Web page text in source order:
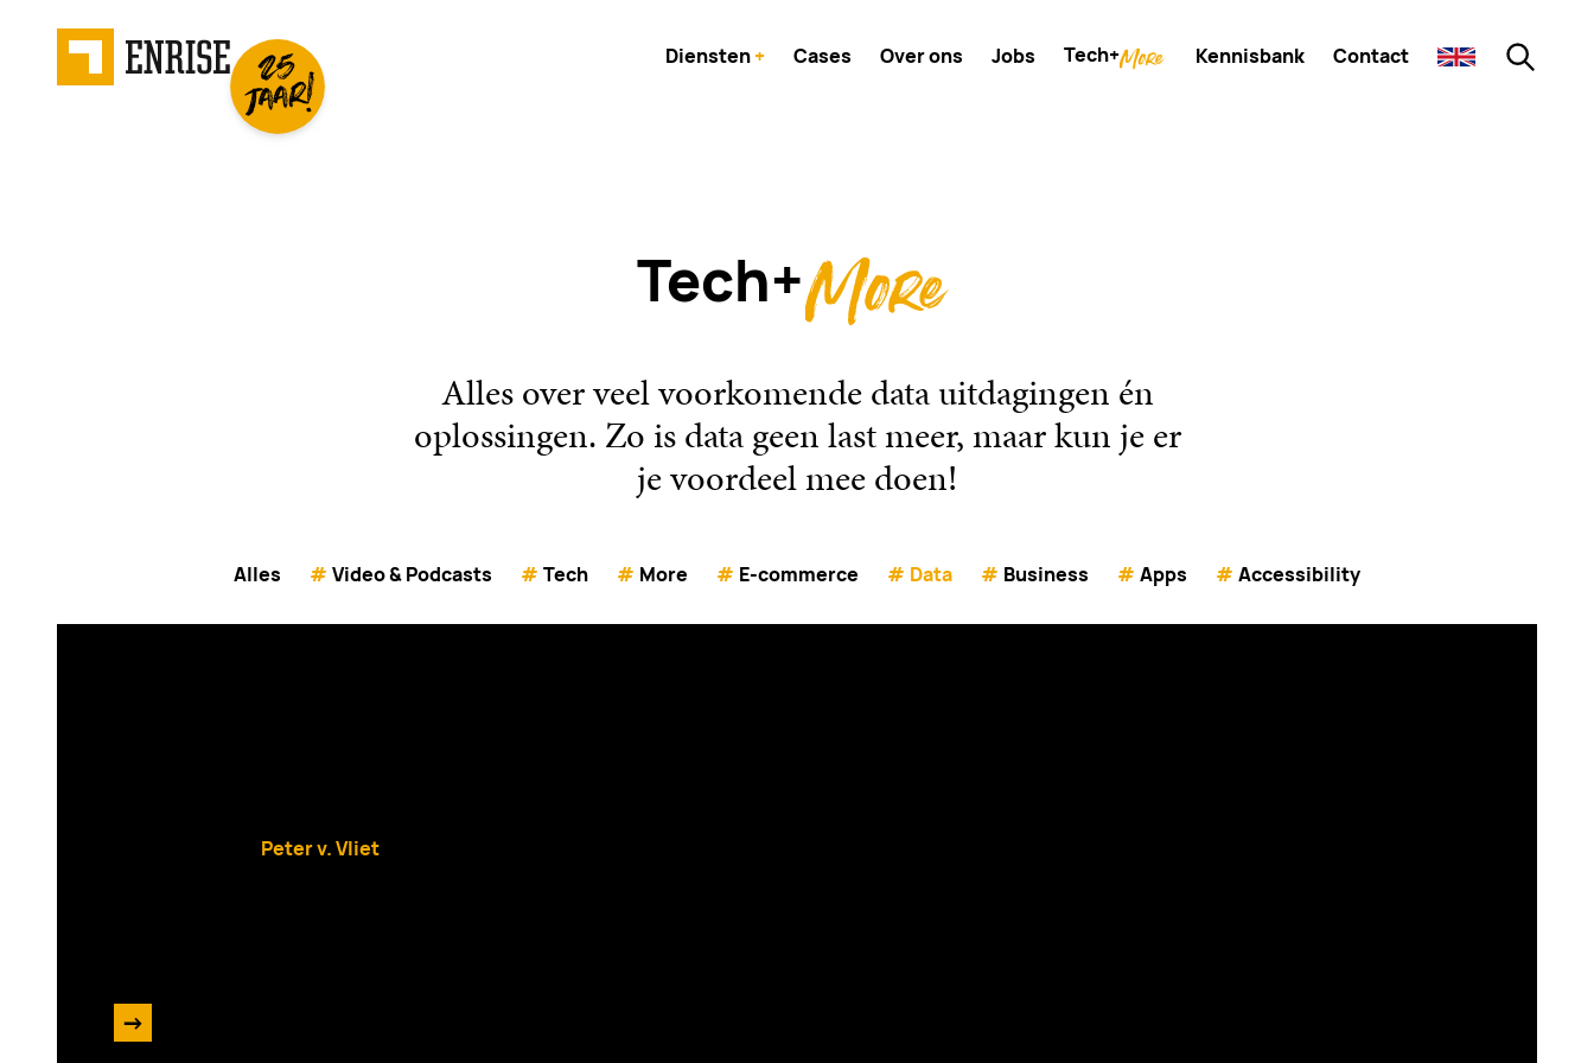
Diensten+ Cases Over ons Jobs Tech+ Kennisbank Contact
Tech+
Alles over veel voorkomende data uitdagingen én
oplossingen. Zo is data geen last meer, maar kun je er
je voordeel mee doen!
Alles # Video & Podcasts # Tech # More # E-commerce # Data # Business # Apps # Accessibility
Peter v. Vliet
->